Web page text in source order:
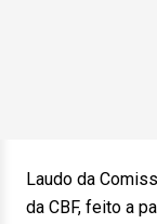
Laudo da
da CBF, feito a